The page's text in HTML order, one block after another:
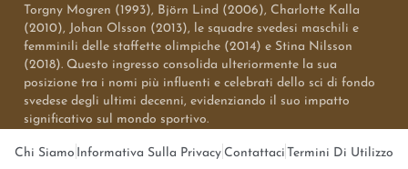
Torgny Mogren (1993), Björn Lind (2006), Charlotte Kalla
(2010), Johan Olsson (2013), le squadre svedesi maschili e
femminili delle staffette olimpiche (2014) e Stina Nilsson
(2018). Questo ingresso consolida ulteriormente la sua
posizione tra i nomi più influenti e celebrati dello sci di fondo
svedese degli ultimi decenni, evidenziando il suo impatto
significativo sul mondo sportivo.
Chi Siamo Informativa Sulla Privacy Contattaci Termini Di Utilizzo